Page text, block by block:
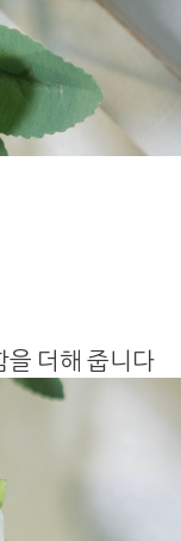
을 더해 줍니다